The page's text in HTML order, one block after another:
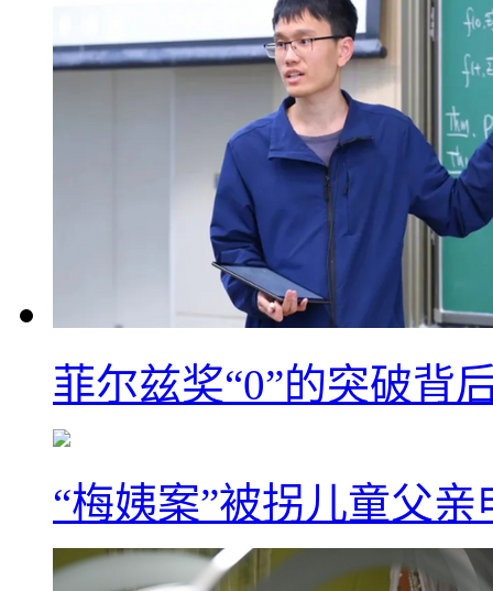
菲尔兹奖“0”的突破背
“梅姨案”被拐儿童父